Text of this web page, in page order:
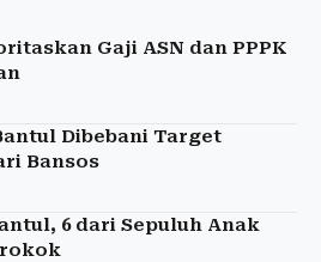
Gaji ASN dan PPPK
Dibebani Target
Bansos
6 dari Sepuluh Anak